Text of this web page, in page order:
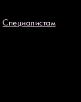
Специалистам